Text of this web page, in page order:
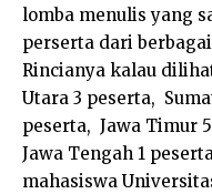
lomba menulis yang
perserta dari
Rincianya kalau
Utara 3 peserta,
peserta, Jawa Timur
Jawa Tengah 1
mahasiswa